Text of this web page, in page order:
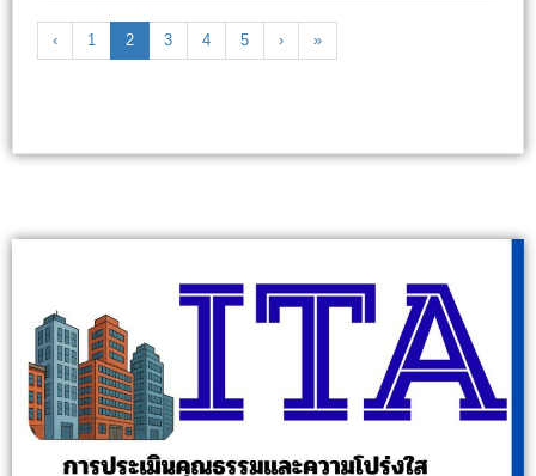
‹ 1 2 3 4 5 › »